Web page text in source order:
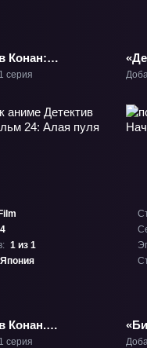
Конан:
невеста»
серия
Film
1 из 1
Япония
Конан.
Алая пуля»
серия